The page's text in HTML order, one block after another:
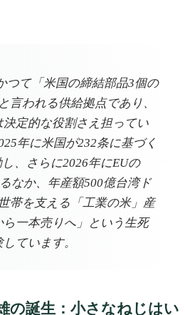
つて「米国の締結部品3個の
言われる供給拠点であり、
定的な役割さえ担ってい
年に米国が232条に基づく
、さらに2026年にEUの
なか、年産額500億台湾ド
帯を支える「工業の米」産
一本売りへ」という生死
ています。
の誕生：小さなねじはい